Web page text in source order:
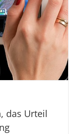
das Urteil